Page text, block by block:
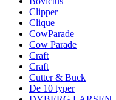
Clipper
Clique
CowParade
Cow Parade
Craft
Craft
Cutter & Buck
De 10 typer